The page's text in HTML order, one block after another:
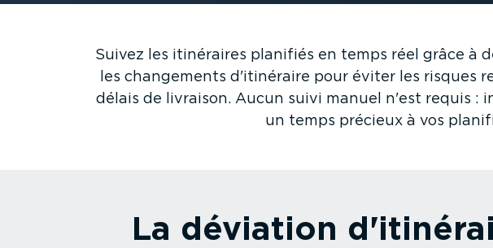
Suivez les itinéraires planifiés en temps réel grâce à
les changements d'itinéraire pour éviter les risques
délais de livraison. Aucun suivi manuel n'est requis
un temps précieux à vos
La déviation